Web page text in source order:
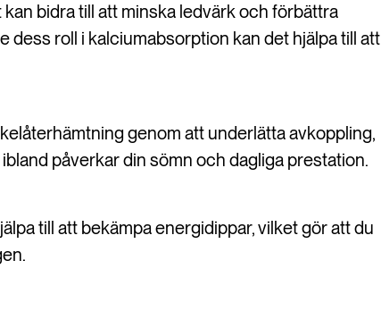
bidra till att minska ledvärk och förbättra
dess roll i kalciumabsorption kan det hjälpa till att
genom att underlätta avkoppling,
påverkar din sömn och dagliga prestation.
till att bekämpa energidippar, vilket gör att du